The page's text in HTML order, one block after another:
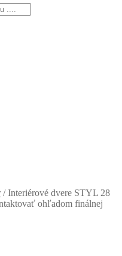
/Interiérové dvere STYL 28
ohľadom finálnej